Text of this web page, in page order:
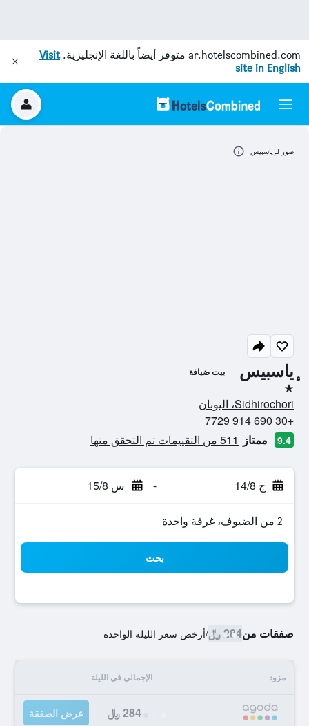
ar.hotelscombined.com متوفر أيضاً باللغة الإنجليزية.Visit
site in English
ٕياسبيس بيت ضيافة
نجمة واحدة
Sidhirochori، اليونان
+30 690 914 7729
9.4 ممتاز 511 من التقييمات تم التحقق منها
ج 14/8 - س 15/8
2 من الضيوف، غرفة واحدة
بحث
صفقات من284 ﷼ /أرخص سعر الليلة الواحدة
مزود الإجمالي في الليلة
284 ﷼ عرض الصفقة
صور لـ ٕياسبيس